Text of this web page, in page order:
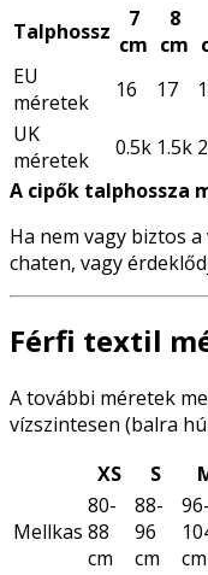
Talphossz
7
cm
8
cm
EU
méretek
16 17
UK
méretek
0.5k 1.5k
A cipők talphossza
Ha nem vagy biztos
chaten, vagy
Férfi textil
A további méretek
vízszintesen (balra
XS
S
Mellkas
80-
88
cm
88-
96
cm
96-
cm